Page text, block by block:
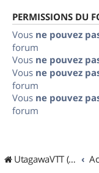
PERMISSIONS DU
Vous ne pouvez
forum
Vous ne pouvez
Vous ne pouvez
forum
Vous ne pouvez
forum
UtagawaVTT (Randos VTT et VTTAE avec traces GPS)